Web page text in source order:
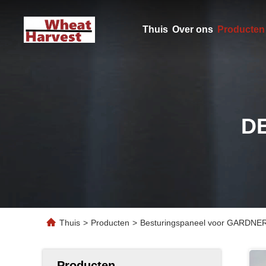
Thuis Over ons Producten
Thuis > Producten > Besturingspaneel voor